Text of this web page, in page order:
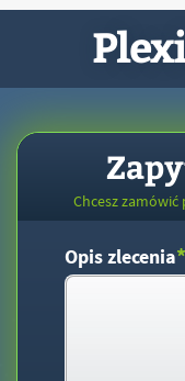
Chcesz
Opis zlecenia*